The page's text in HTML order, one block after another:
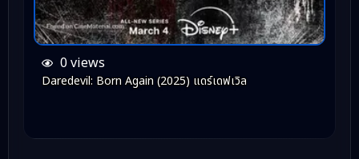
0 views
Daredevil: Born Again (2025) แดร์เดฟเวิล